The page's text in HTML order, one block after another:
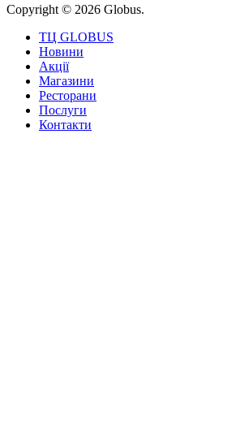
Copyright © 2026 Globus.
ТЦ GLOBUS
Новини
Акції
Магазини
Ресторани
Послуги
Контакти